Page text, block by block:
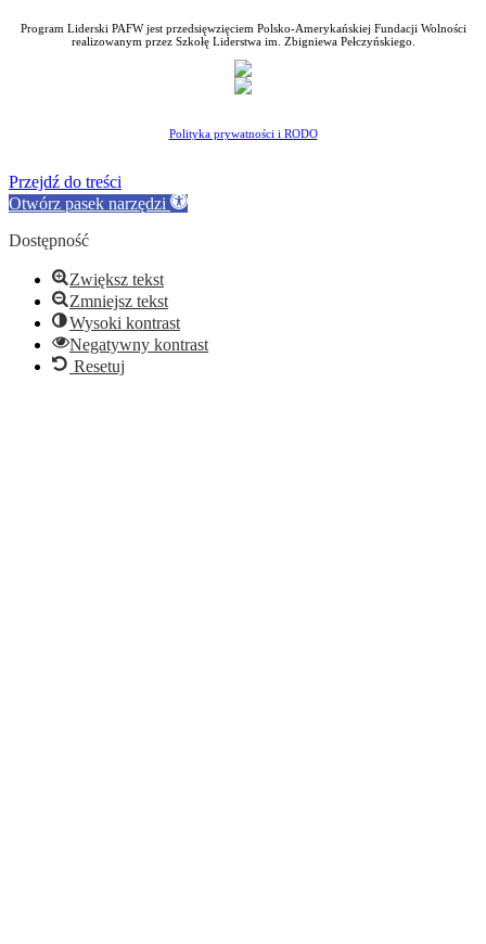
Program Liderski PAFW jest przedsięwzięciem Polsko-Amerykańskiej Fundacji Wolności
realizowanym przez Szkołę Liderstwa im. Zbigniewa Pełczyńskiego.
Polityka prywatności i RODO
Przejdź do treści
Otwórz pasek narzędzi
Dostępność
Zwiększ tekst
Zmniejsz tekst
Wysoki kontrast
Negatywny kontrast
Resetuj